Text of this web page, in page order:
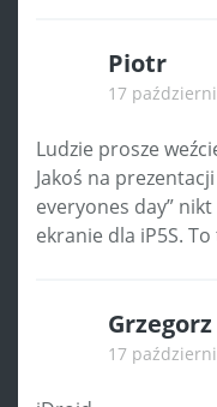
Piotr
17
Ludzie prosze
Jakoś na
everyones day”
ekranie dla iP5S. To
17